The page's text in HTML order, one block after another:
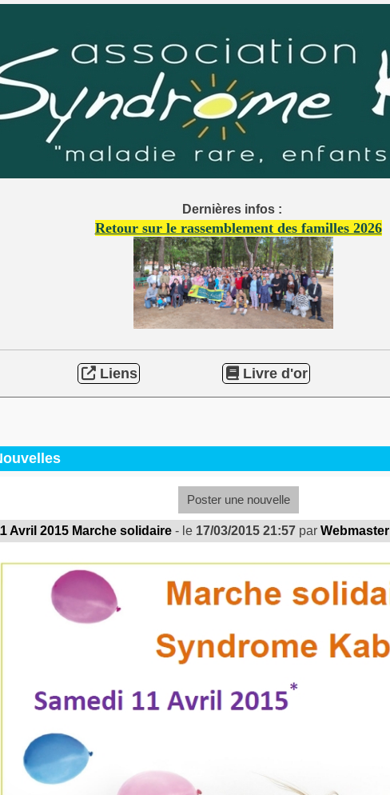
Dernières infos :
Retour sur le rassemblement des familles 2026
Liens Livre d'or
Poster une nouvelle
Avril 2015 Marche solidaire - le 17/03/2015 21:57par Webmaster